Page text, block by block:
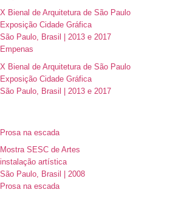
X Bienal de Arquitetura de São Paulo
Exposição Cidade Gráfica
São Paulo, Brasil | 2013 e 2017
Empenas
X Bienal de Arquitetura de São Paulo
Exposição Cidade Gráfica
São Paulo, Brasil | 2013 e 2017
Prosa na escada
Mostra SESC de Artes
instalação artística
São Paulo, Brasil | 2008
Prosa na escada